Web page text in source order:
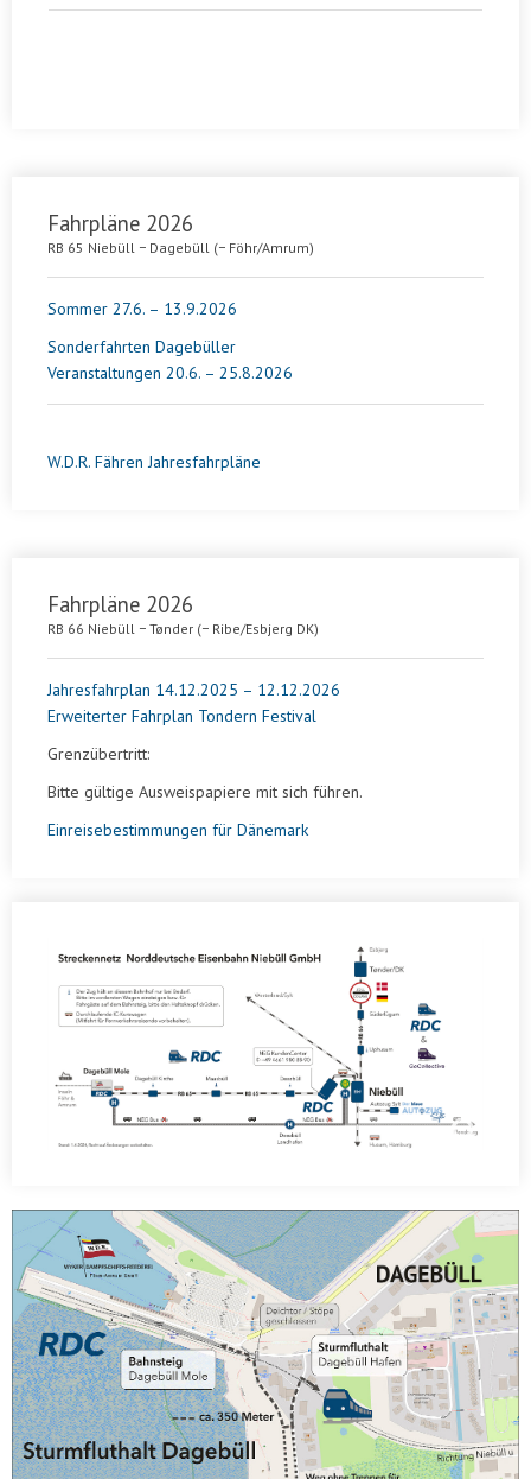
Fahrpläne 2026
RB 65 Niebüll − Dagebüll (− Föhr/Amrum)
Sommer 27.6. – 13.9.2026
Sonderfahrten Dagebüller
Veranstaltungen 20.6. – 25.8.2026
W.D.R. Fähren Jahresfahrpläne
Fahrpläne 2026
RB 66 Niebüll − Tønder (− Ribe/Esbjerg DK)
Jahresfahrplan 14.12.2025 – 12.12.2026
Erweiterter Fahrplan Tondern Festival
Grenzübertritt:
Bitte gültige Ausweispapiere mit sich führen.
Einreisebestimmungen für Dänemark